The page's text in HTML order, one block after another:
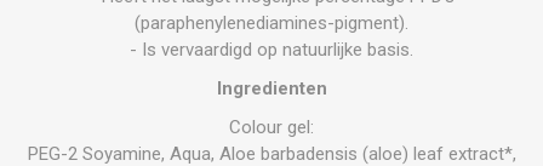
(paraphenylenediamines-pigment).
- Is vervaardigd op natuurlijke basis.
Ingredienten
Colour gel:
PEG-2 Soyamine, Aqua, Aloe barbadensis (aloe) leaf extract*,